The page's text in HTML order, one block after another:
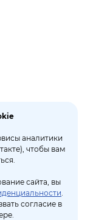
аналитики
чтобы вам
сайта, вы
.
согласие в